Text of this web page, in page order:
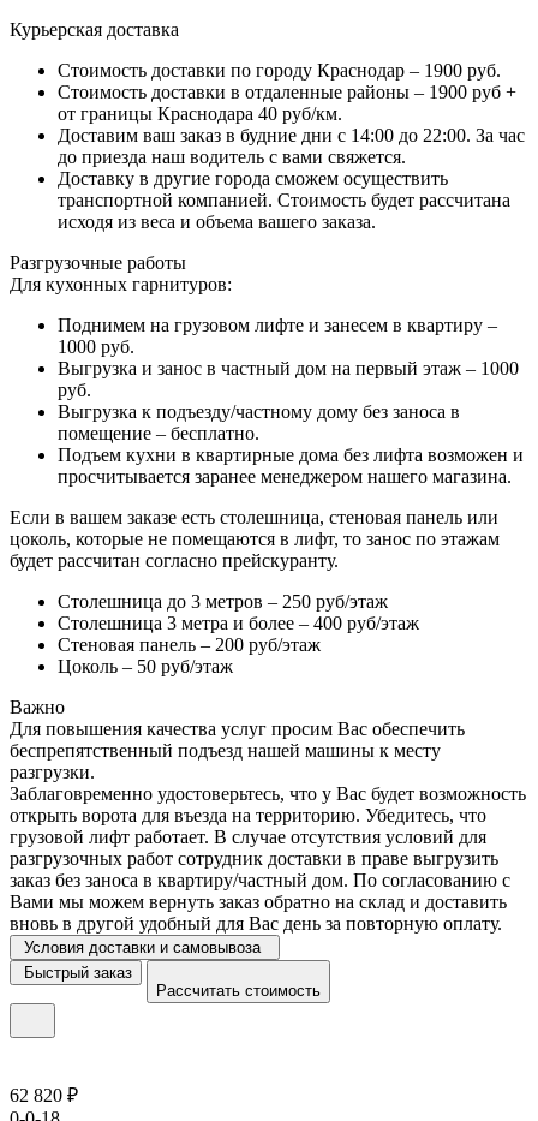
Курьерская доставка
Стоимость доставки по городу Краснодар – 1900 руб.
Стоимость доставки в отдаленные районы – 1900 руб +
от границы Краснодара 40 руб/км.
Доставим ваш заказ в будние дни с 14:00 до 22:00. За час
до приезда наш водитель с вами свяжется.
Доставку в другие города сможем осуществить
транспортной компанией. Стоимость будет рассчитана
исходя из веса и объема вашего заказа.
Разгрузочные работы
Для кухонных гарнитуров:
Поднимем на грузовом лифте и занесем в квартиру –
1000 руб.
Выгрузка и занос в частный дом на первый этаж – 1000
руб.
Выгрузка к подъезду/частному дому без заноса в
помещение – бесплатно.
Подъем кухни в квартирные дома без лифта возможен и
просчитывается заранее менеджером нашего магазина.
Если в вашем заказе есть столешница, стеновая панель или
цоколь, которые не помещаются в лифт, то занос по этажам
будет рассчитан согласно прейскуранту.
Столешница до 3 метров – 250 руб/этаж
Столешница 3 метра и более – 400 руб/этаж
Стеновая панель – 200 руб/этаж
Цоколь – 50 руб/этаж
Важно
Для повышения качества услуг просим Вас обеспечить
беспрепятственный подъезд нашей машины к месту
разгрузки.
Заблаговременно удостоверьтесь, что у Вас будет возможность
открыть ворота для въезда на территорию. Убедитесь, что
грузовой лифт работает. В случае отсутствия условий для
разгрузочных работ сотрудник доставки в праве выгрузить
заказ без заноса в квартиру/частный дом. По согласованию с
Вами мы можем вернуть заказ обратно на склад и доставить
вновь в другой удобный для Вас день за повторную оплату.
Условия доставки и самовывоза
Быстрый заказ
Рассчитать стоимость
62 820 ₽